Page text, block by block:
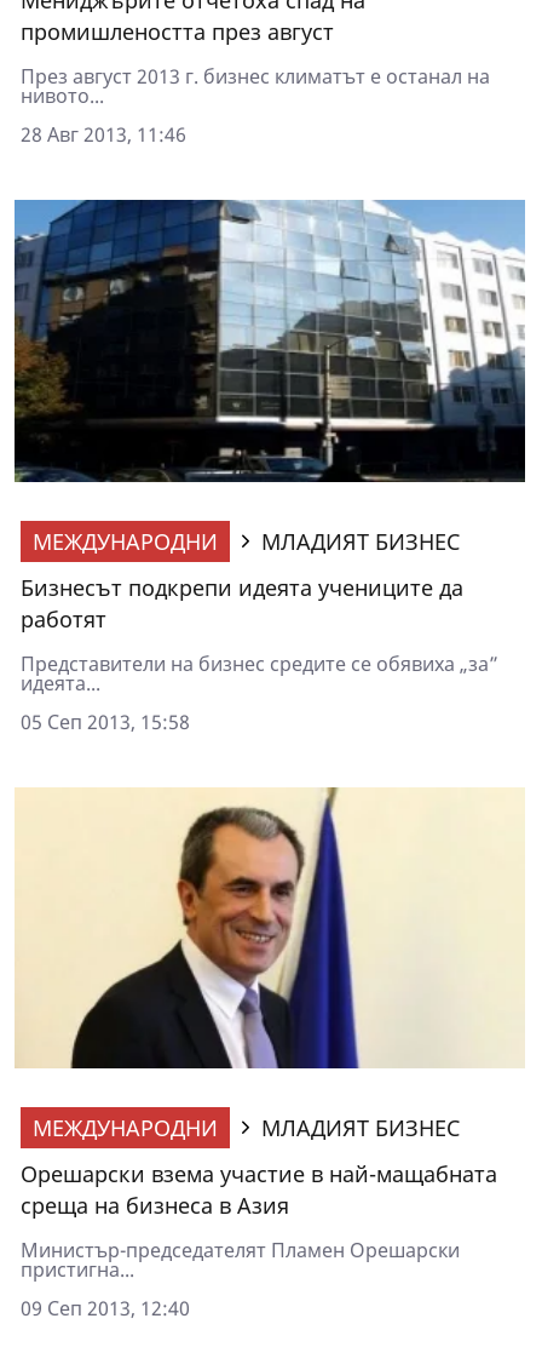
промишлеността през август
През август 2013 г. бизнес климатът е останал на
нивото...
28 Авг 2013, 11:46
МЕЖДУНАРОДНИ
МЛАДИЯТ БИЗНЕС
Бизнесът подкрепи идеята учениците да
работят
Представители на бизнес средите се обявиха „за”
идеята...
05 Сеп 2013, 15:58
МЕЖДУНАРОДНИ
МЛАДИЯТ БИЗНЕС
Орешарски взема участие в най-мащабната
среща на бизнеса в Азия
Министър-председателят Пламен Орешарски
пристигна...
09 Сеп 2013, 12:40